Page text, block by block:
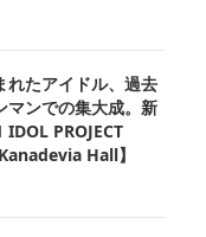
れたアイドル、過去
マンでの集大成。新
PROJECT
Hall】